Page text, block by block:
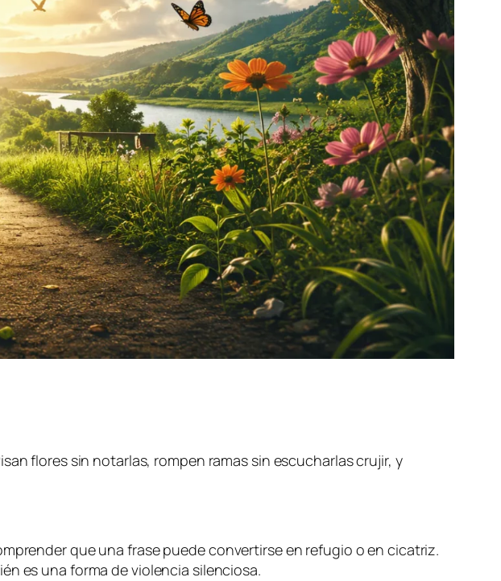
flores sin notarlas, rompen ramas sin escucharlas crujir, y
que una frase puede convertirse en refugio o en cicatriz.
es una forma de violencia silenciosa.